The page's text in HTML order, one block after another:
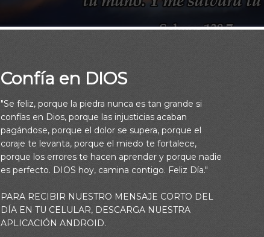
“Si anduviere yo en medio de la angustia, tú me vivificarás;
extenderás tu mano. Y me salvará tu diestra”
Confía en DIOS
"Se feliz, porque la piedra nunca es tan grande si
confías en Dios, porque las injusticias acaban
pagándose, porque el dolor se supera, porque el
coraje te levanta, porque el miedo te fortalece,
porque los errores te hacen aprender y porque nadie
es perfecto. DIOS hoy, camina contigo. Feliz Día."
PARA RECIBIR NUESTRO MENSAJE CORTO DEL
DÍA EN TU CELULAR, DESCARGA NUESTRA
APLICACIÓN ANDROID.